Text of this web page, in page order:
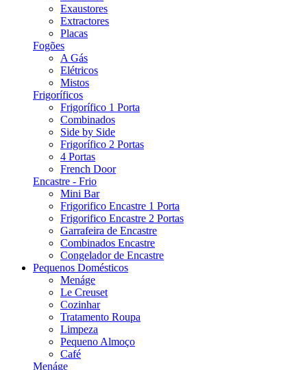
Exaustores
Extractores
Placas
Fogões
A Gás
Elétricos
Mistos
Frigoríficos
Frigorífico 1 Porta
Combinados
Side by Side
Frigorífico 2 Portas
4 Portas
French Door
Encastre - Frio
Mini Bar
Frigorifico Encastre 1 Porta
Frigorifico Encastre 2 Portas
Garrafeira de Encastre
Combinados Encastre
Congelador de Encastre
Pequenos Domésticos
Menáge
Le Creuset
Cozinhar
Tratamento Roupa
Limpeza
Pequeno Almoço
Café
Menáge